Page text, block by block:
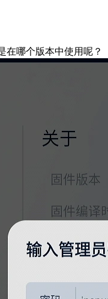
在哪个版本中使用呢？